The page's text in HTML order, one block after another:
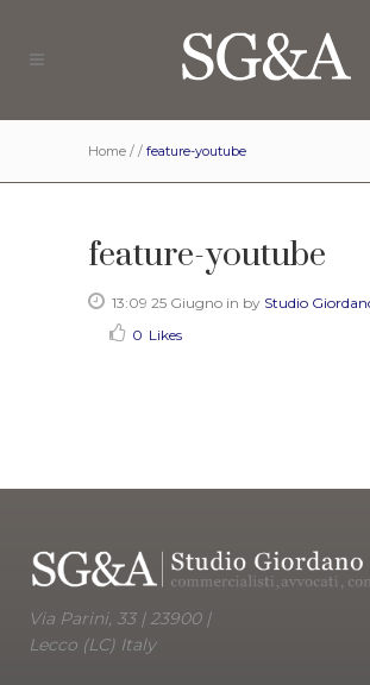
Home / / feature-youtube
feature-youtube
13:09 25 Giugno in by Studio
0 Likes
Via Parini, 33 | 23900 |
Lecco (LC) Italy